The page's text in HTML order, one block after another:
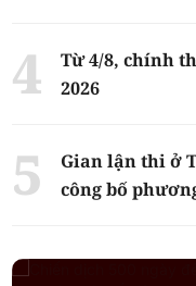
Từ 4/8, chính
2026
Gian lận thi ở
công bố